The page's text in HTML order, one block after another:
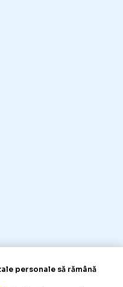
personale să rămână